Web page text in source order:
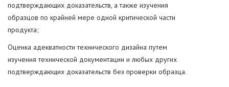
подтверждающих доказательств, а также изучения
образцов по крайней мере одной критической части
продукта;
Оценка адекватности технического дизайна путем
изучения технической документации и любых других
подтверждающих доказательств без проверки образца.